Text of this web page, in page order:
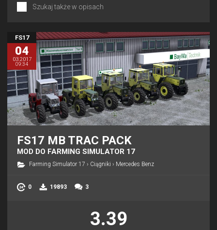
Szukaj także w opisach
FS17
04
03.2017
09:34
FS17 MB TRAC PACK
MOD DO FARMING SIMULATOR 17
Farming Simulator 17 › Ciągniki › Mercedes Benz
0 19893 3
3.39